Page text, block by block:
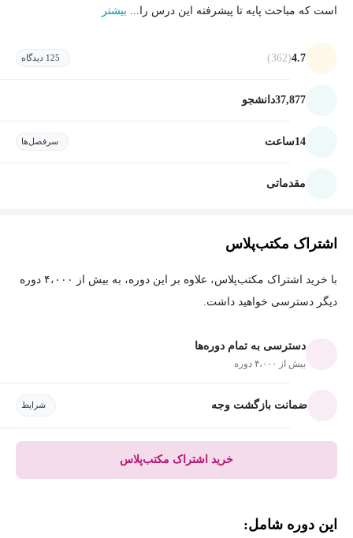
است که مباحث پایه تا پیشرفته این درس را... بیشتر
4.7
(362) 125 دیدگاه
37,877دانشجو
14ساعت سرفصل‌ها
مقدماتی
اشتراک مکتب‌پلاس
با خرید اشتراک مکتب‌پلاس، علاوه بر این دوره، به بیش از ۴،۰۰۰ دوره
دیگر دسترسی خواهید داشت.
دسترسی به تمام دوره‌ها
بیش از ۴،۰۰۰ دوره
ضمانت بازگشت وجه شرایط
خرید اشتراک مکتب‌پلاس
این دوره شامل: